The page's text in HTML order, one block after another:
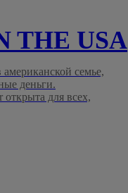
THE USA
семье,
деньги.
для всех,